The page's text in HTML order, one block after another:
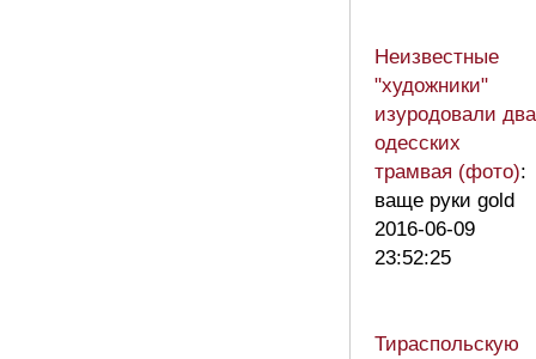
Неизвестные
"художники"
изуродовали два
одесских
трамвая (фото):
ваще руки gold
2016-06-09
23:52:25
Тираспольскую